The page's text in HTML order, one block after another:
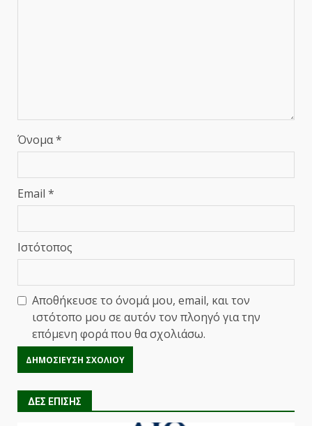
Όνομα*
Email *
Ιστότοπος
Αποθήκευσε το όνομά μου, email, και τον
ιστότοπο μου σε αυτόν τον πλοηγό για την
επόμενη φορά που θα σχολιάσω.
ΔΕΣ ΕΠΙΣΗΣ